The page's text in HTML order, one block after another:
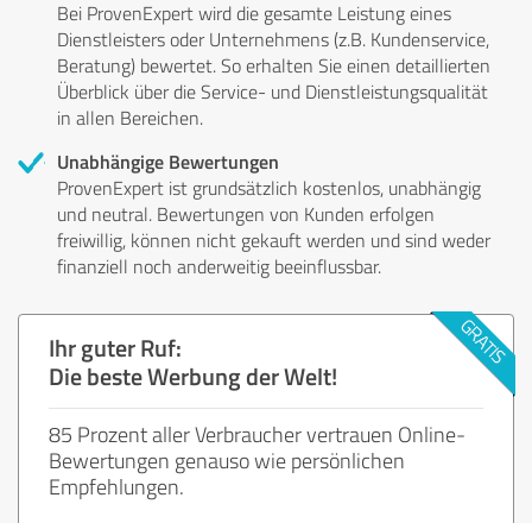
Bei ProvenExpert wird die gesamte Leistung eines
Dienstleisters oder Unternehmens (z.B. Kundenservice,
Beratung) bewertet. So erhalten Sie einen detaillierten
Überblick über die Service- und Dienstleistungsqualität
in allen Bereichen.
Unabhängige Bewertungen
ProvenExpert ist grundsätzlich kostenlos, unabhängig
und neutral. Bewertungen von Kunden erfolgen
freiwillig, können nicht gekauft werden und sind weder
finanziell noch anderweitig beeinflussbar.
Ihr guter Ruf:
Die beste Werbung der Welt!
85 Prozent aller Verbraucher vertrauen Online-
Bewertungen genauso wie persönlichen
Empfehlungen.